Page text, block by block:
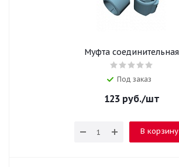
Муфта соединительная
Под заказ
123руб./шт
В корзину